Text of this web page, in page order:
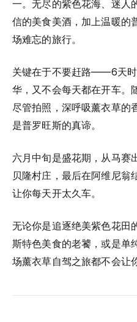
一。无尽的紫色花海、迷人
信的美食美酒，加上温暖的
场难忘的旅行。
关键在于不要赶路——6天
华，又不会每天都在开车。
尽管拍照，深呼吸薰衣草的
是普罗旺斯的真谛。
六月中旬是盛花期，从马赛
贝隆村庄，最后在阿维尼
让你每天开太久车。
无论你是追逐绝美紫色花田
斯特色美食的老饕，或是单
场薰衣草自驾之旅都不会让